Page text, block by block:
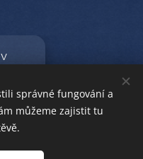
správné fungování a
můžeme zajistit tu